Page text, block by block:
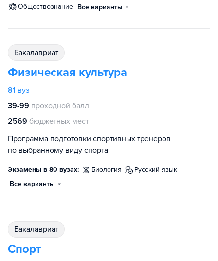
обществознание Все варианты
бакалавриат
Физическая культура
81 вуз
39-99 проходной балл
2569 бюджетных мест
Программа подготовки спортивных тренеров
по выбранному виду спорта.
Экзамены в 80 вузах: биология
русский язык
Все варианты
бакалавриат
Спорт